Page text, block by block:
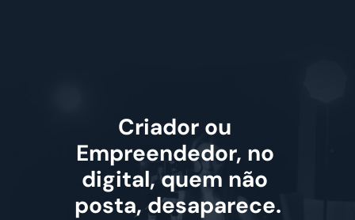
Criador ou
Empreendedor, no
digital, quem não
posta, desaparece.